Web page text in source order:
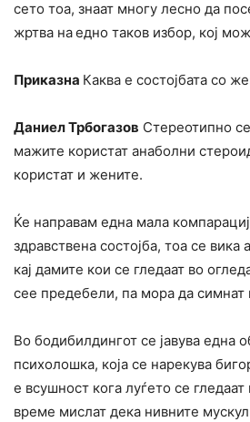
сето тоа, знаат многу лесно да
жртва наедно таков избор, кој
Приказна Каква е состојбата со
Даниел Трбогазов Стереотипно
мажите користат анаболни
користат и жените.
Ќе направам една мала
здравствена состојба, тоа се вика
кај дамите кои се гледаат во
сее предебели, па мора да симнат
Во бодибилдингот се јавува една
психолошка, која се нарекува
е всушност кога луѓето се
време мислат дека нивните